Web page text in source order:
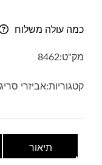
לסריגה
כמה עולה משלוח
מק"ט:8462
קטגוריות:אביזרי
תיאור